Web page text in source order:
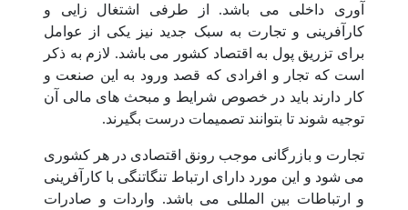
آوری داخلی می باشد. از طرفی اشتغال زایی و
کارآفرینی و تجارت به سبک جدید نیز یکی از عوامل
برای تزریق پول به اقتصاد کشور می باشد. لازم به ذکر
است که تجار و افرادی که قصد ورود به این صنعت و
کار دارند باید در خصوص شرایط و مبحث های مالی آن
توجیه شوند تا بتوانند تصمیمات درست بگیرند.
تجارت و بازرگانی موجب رونق اقتصادی در هر کشوری
می شود و این مورد دارای ارتباط تنگاتنگی با کارآفرینی
و ارتباطات بین المللی می باشد. واردات و صادرات